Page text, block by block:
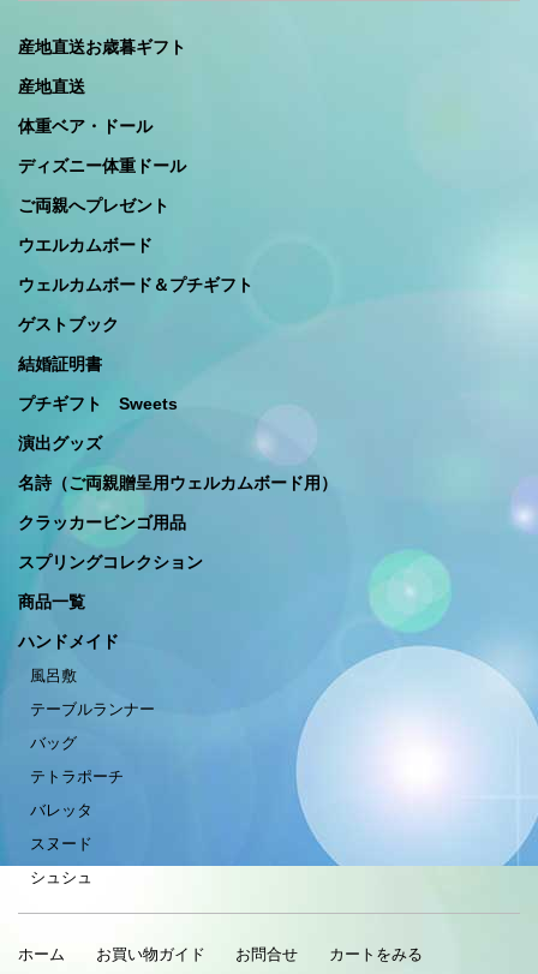
産地直送お歳暮ギフト
産地直送
体重ベア・ドール
ディズニー体重ドール
ご両親へプレゼント
ウエルカムボード
ウェルカムボード＆プチギフト
ゲストブック
結婚証明書
プチギフト Sweets
演出グッズ
名詩（ご両親贈呈用ウェルカムボード用）
クラッカービンゴ用品
スプリングコレクション
商品一覧
ハンドメイド
風呂敷
テーブルランナー
バッグ
テトラポーチ
バレッタ
スヌード
シュシュ
ホーム お買い物ガイド お問合せ
カートをみる